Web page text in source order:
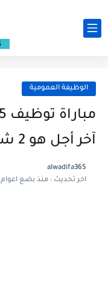
الوظيفة العمومية
آخر أجل هو 2 شتنبر 2022
alwadifa365
اخر تحديث :منذ بضع اعوام